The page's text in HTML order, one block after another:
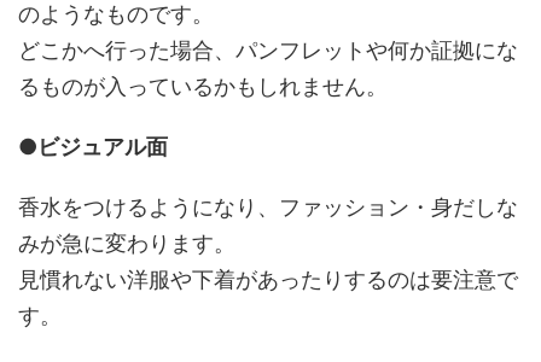
のようなものです。
どこかへ行った場合、パンフレットや何か証拠にな
るものが入っているかもしれません。
●ビジュアル面
香水をつけるようになり、ファッション・身だしな
みが急に変わります。
見慣れない洋服や下着があったりするのは要注意で
す。